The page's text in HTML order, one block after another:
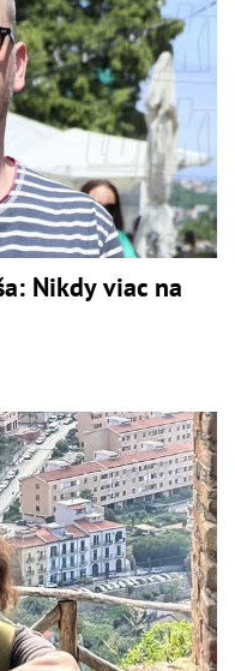
Nikdy viac na